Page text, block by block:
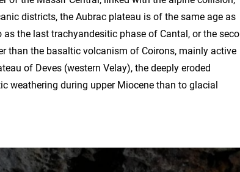
districts, the Aubrac plateau is of the same age as
the last trachyandesitic phase of Cantal, or the
than the basaltic volcanism of Coirons, mainly active
of Deves (western Velay), the deeply eroded
weathering during upper Miocene than to glacial